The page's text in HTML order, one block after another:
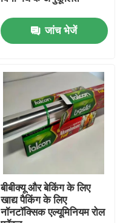
जांच भेजें
बीबीक्यू और बेकिंग के लिए
खाद्य पैकिंग के लिए
नॉनटॉक्सिक एल्यूमिनियम रोल